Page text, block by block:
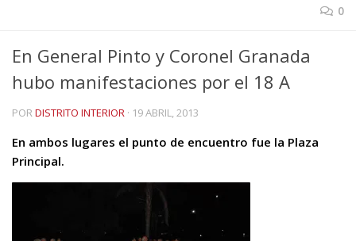
0
En General Pinto y Coronel Granada
hubo manifestaciones por el 18 A
PORDISTRITO INTERIOR · 19 ABRIL, 2013
En ambos lugares el punto de encuentro fue la Plaza
Principal.